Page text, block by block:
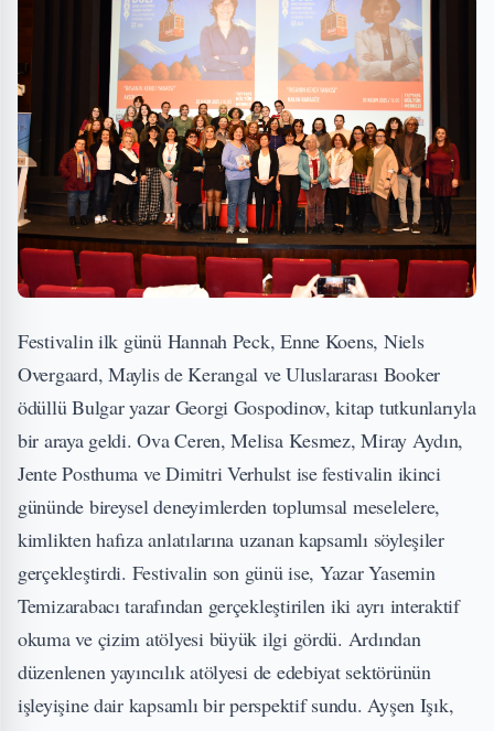
Festivalin ilk günü Hannah Peck, Enne Koens, Niels
Overgaard, Maylis de Kerangal ve Uluslararası Booker
ödüllü Bulgar yazar Georgi Gospodinov, kitap tutkunlarıyla
bir araya geldi. Ova Ceren, Melisa Kesmez, Miray Aydın,
Jente Posthuma ve Dimitri Verhulst ise festivalin ikinci
gününde bireysel deneyimlerden toplumsal meselelere,
kimlikten hafıza anlatılarına uzanan kapsamlı söyleşiler
gerçekleştirdi. Festivalin son günü ise, Yazar Yasemin
Temizarabacı tarafından gerçekleştirilen iki ayrı interaktif
okuma ve çizim atölyesi büyük ilgi gördü. Ardından
düzenlenen yayıncılık atölyesi de edebiyat sektörünün
işleyişine dair kapsamlı bir perspektif sundu. Ayşen Işık,